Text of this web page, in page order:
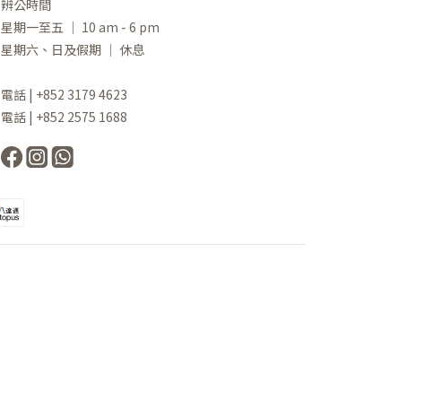
辨公時間
星期一至五 ｜ 10 am - 6 pm
星期六、日及假期 ｜ 休息
電話 | +852 3179 4623
電話 | +852 2575 1688